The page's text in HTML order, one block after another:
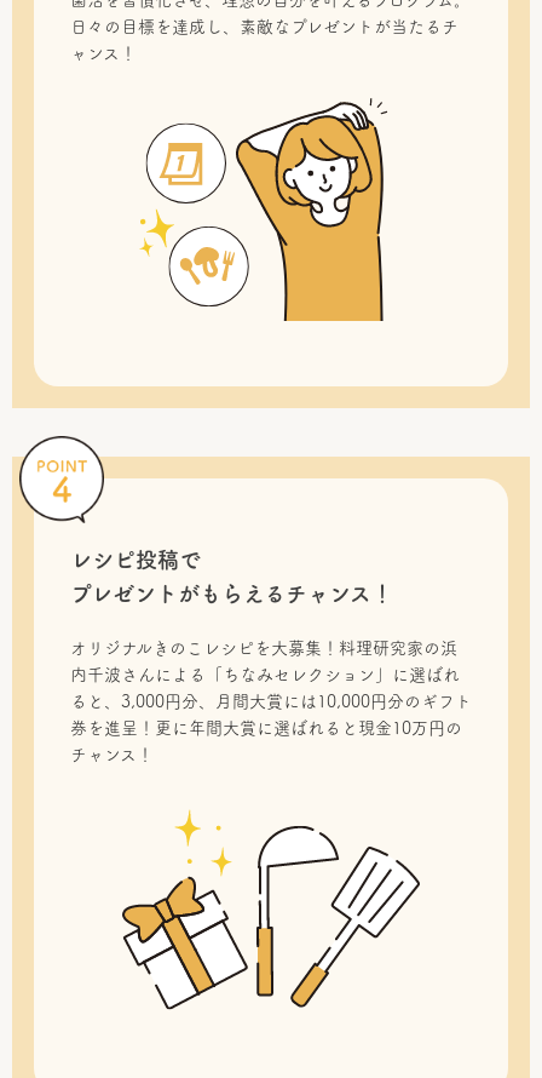
日々の目標を達成し、素敵なプレゼントが当たるチ
ャンス！
レシピ投稿で
プレゼントがもらえるチャンス！
オリジナルきのこレシピを大募集！料理研究家の浜
内千波さんによる「ちなみセレクション」に選ばれ
ると、3,000円分、月間大賞には10,000円分のギフト
券を進呈！更に年間大賞に選ばれると現金10万円の
チャンス！